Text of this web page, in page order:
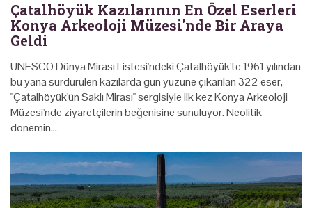
Çatalhöyük Kazılarının En Özel Eserleri
Konya Arkeoloji Müzesi'nde Bir Araya
Geldi
UNESCO Dünya Mirası Listesi'ndeki Çatalhöyük'te 1961 yılından
bu yana sürdürülen kazılarda gün yüzüne çıkarılan 322 eser,
"Çatalhöyük'ün Saklı Mirası" sergisiyle ilk kez Konya Arkeoloji
Müzesi'nde ziyaretçilerin beğenisine sunuluyor. Neolitik
dönemin…